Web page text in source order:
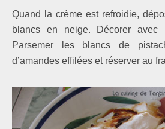
Quand la crème est refroidie,
blancs en neige. Décorer avec
Parsemer les blancs de
d’amandes effilées et réserver au